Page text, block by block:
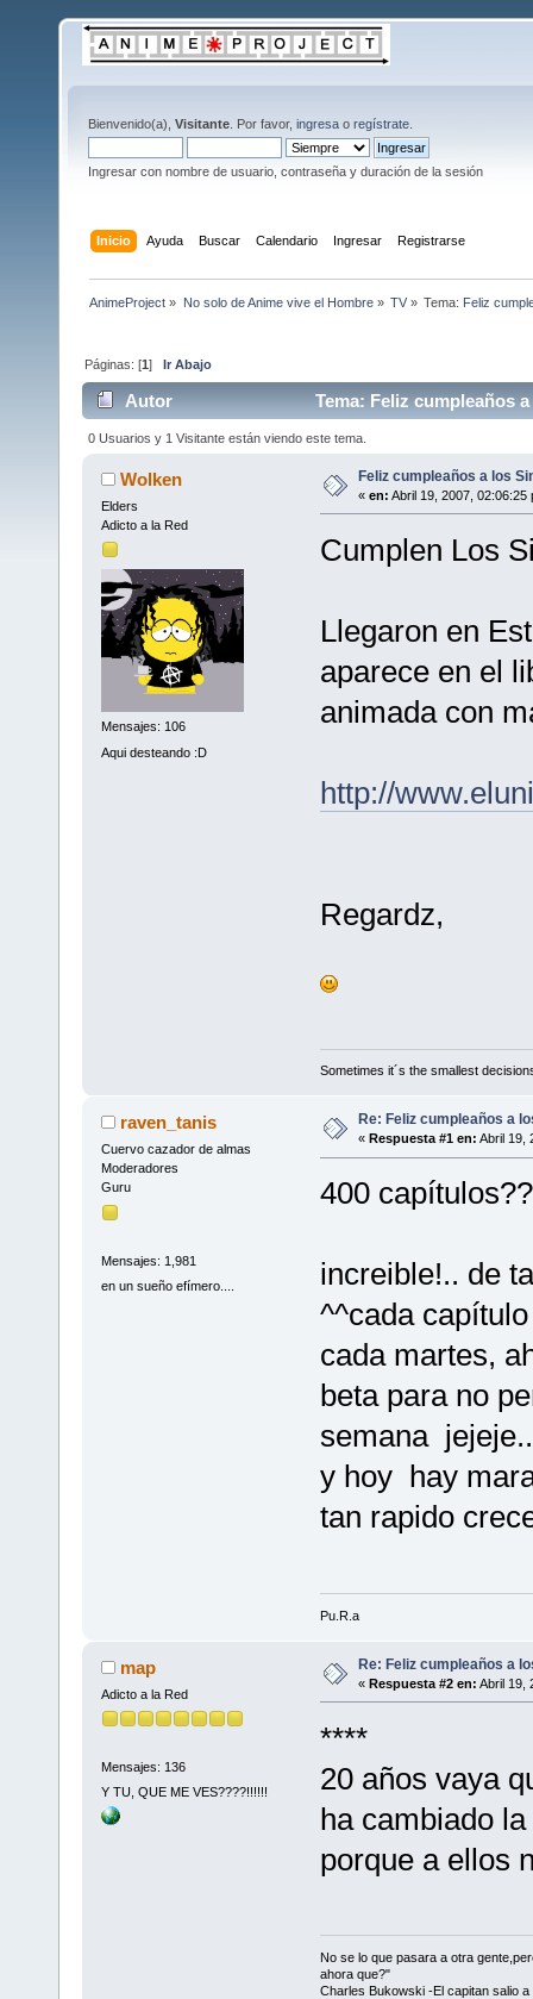
Bienvenido(a), Visitante . Por favor, ingresa o regístrate
Ingresar con nombre de usuario, contraseña y duración de la sesión
Inicio Ayuda Buscar Calendario Ingresar Registrarse
AnimeProject » No solo de Anime vive el Hombre» TV» Tema: Feliz
Páginas: [1]Ir Abajo
Autor Tema: Feliz cumpleaños
0 Usuarios y 1 Visitante están viendo este tema.
Wolken
Elders
Adicto a la Red
Mensajes: 106
Aqui desteando :D
Feliz cumpleaños a los
« en: Abril 19, 2007, 02:06:25
Cumplen Los
Llegaron en
aparece en el
animada con
http://
Regardz,
Sometimes it´s the smallest
raven_tanis
Cuervo cazador de almas
Moderadores
Guru
Mensajes: 1,981
en un sueño efímero....
Re: Feliz cumpleaños a
« Respuesta #1 en: Abril 19,
400
increible!.. de
^^cada
cada martes,
beta para no
semana
y hoy hay
tan rapido
Pu.R.a
map
Adicto a la Red
Mensajes: 136
Y TU, QUE ME VES????!!!!!!
Re: Feliz cumpleaños a
« Respuesta #2 en: Abril 19,
****
20 años vaya
ha cambiado
porque a ellos
No se lo que pasara a otra
ahora que?"
Charles Bukowski -El capitan salio